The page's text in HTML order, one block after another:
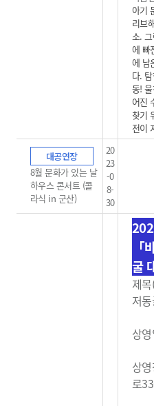
아기
리브
소.
에 빠
에 남
다.
동!
어진
찾기
전이
대공연장
8월 문화가 있는 날
하우스 콘서트 (콜
라식 in 군산)
20
23
-0
8-
30
굴
제
저
상
상
로